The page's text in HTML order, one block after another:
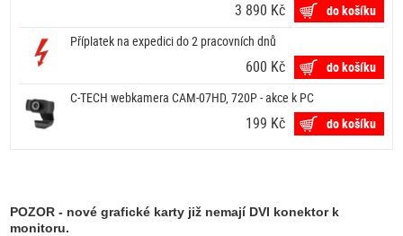
3 890 Kč
do košíku
Příplatek na expedici do 2 pracovních dnů
600 Kč
do košíku
C-TECH webkamera CAM-07HD, 720P - akce k PC
199 Kč do košíku
POZOR - nové grafické karty již nemají DVI konektor k
monitoru.